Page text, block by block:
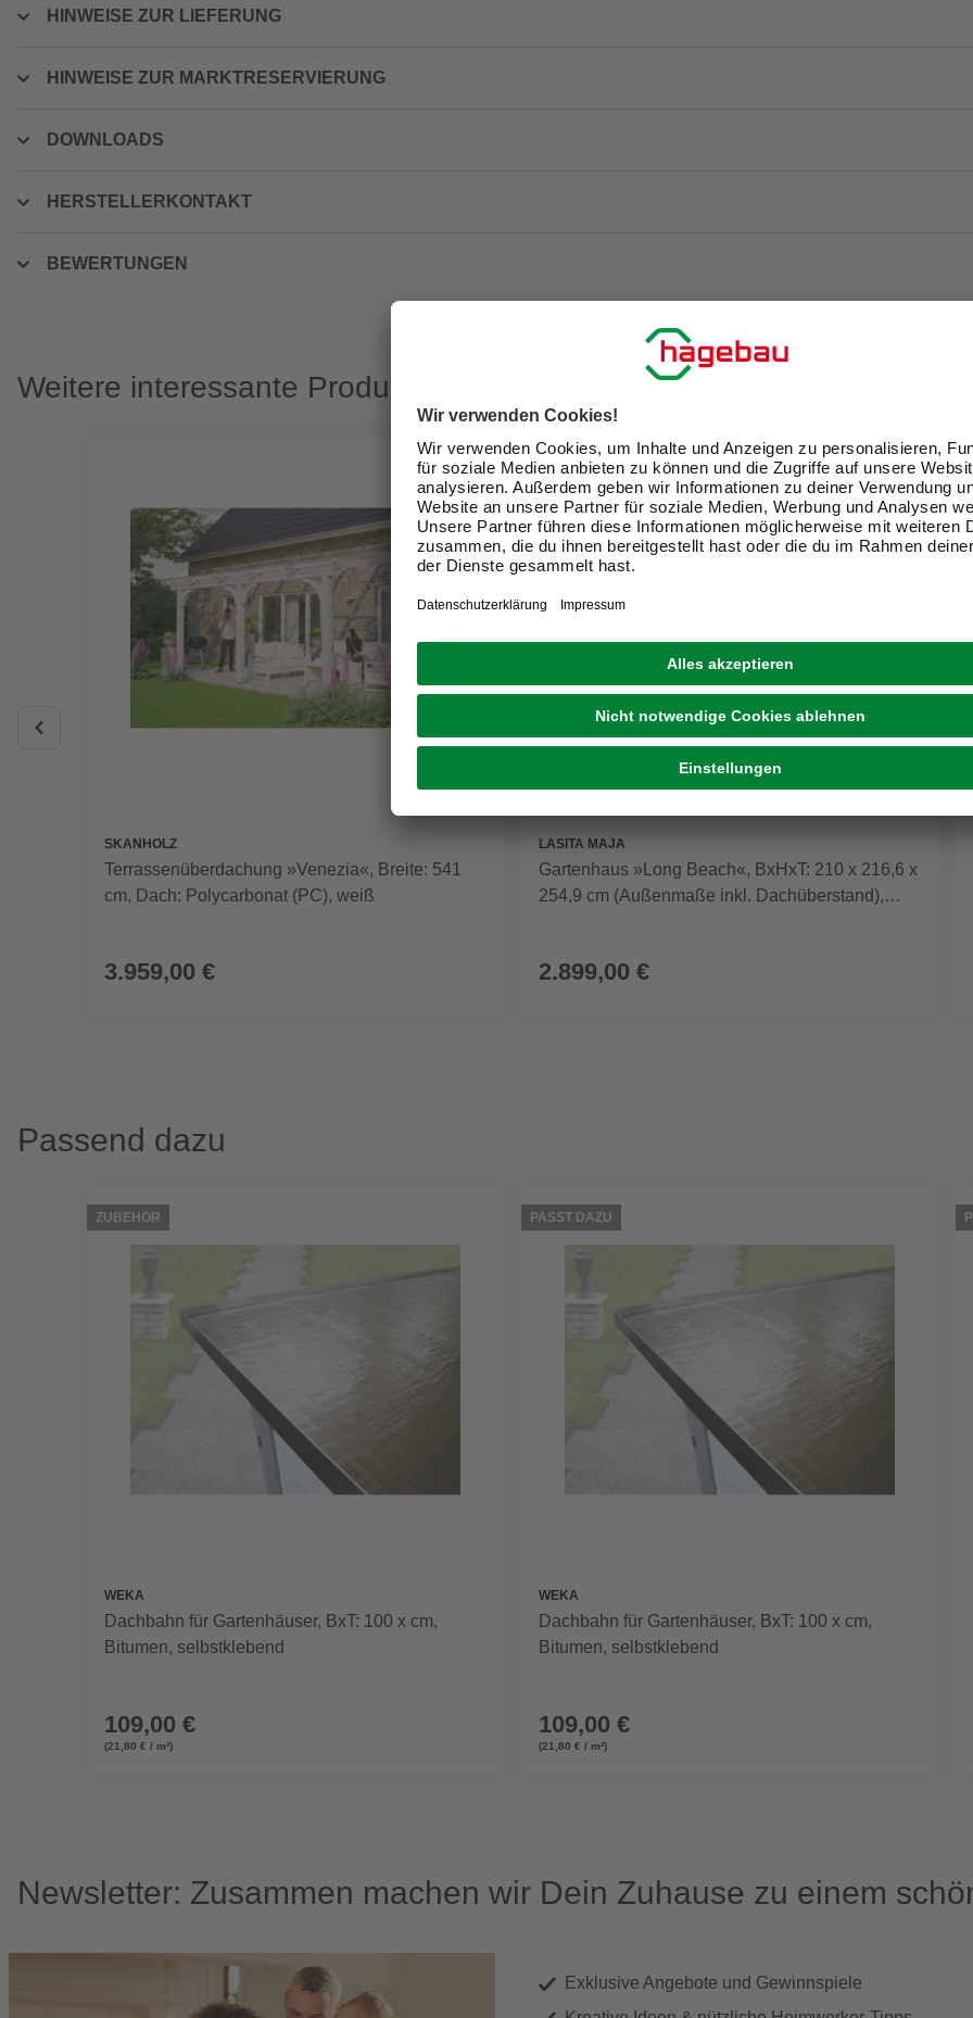
HINWEISE ZUR LIEFERUNG
HINWEISE ZUR MARKTRESERVIERUNG
DOWNLOADS
HERSTELLERKONTAKT
BEWERTUNGEN
Weitere interessante Produkte
SKANHOLZ
Terrassenüberdachung »Venezia«, Breite: 541
cm, Dach: Polycarbonat (PC), weiß
3.959,00 €
LASITA MAJA
Gartenhaus »Long Beach«, BxHxT: 210 x 216,6 x
254,9 cm (Außenmaße inkl. Dachüberstand),
2.899,00 €
Passend dazu
ZUBEHÖR
WEKA
Dachbahn für Gartenhäuser, BxT: 100 x cm,
Bitumen, selbstklebend
109,00 €
(21,80 € / m²)
PASST DAZU
WEKA
Dachbahn für Gartenhäuser, BxT: 100 x cm,
Bitumen, selbstklebend
109,00 €
(21,80 € / m²)
Newsletter: Zusammen machen wir Dein Zuhause zu einem
Exklusive Angebote und Gewinnspiele